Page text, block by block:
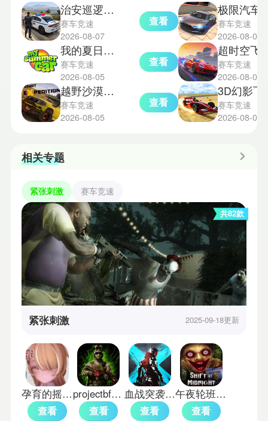
治安巡逻警车模拟器
赛车竞速
2026-08-07
查看
我的夏日汽车中文版
赛车竞速
2026-08-05
查看
越野沙漠探险模拟器
赛车竞速
2026-08-05
查看
赛车竞速
2026-08-04
赛车竞速
2026-08-03
赛车竞速
2026-08-03
相关专题
紧张刺激 赛车竞速
共82款
紧张刺激 2025-09-18更新
孕育的摇篮之卵移植版
查看
projectbfa旧版
查看
血战突袭国际服
查看
午夜轮班联机
查看